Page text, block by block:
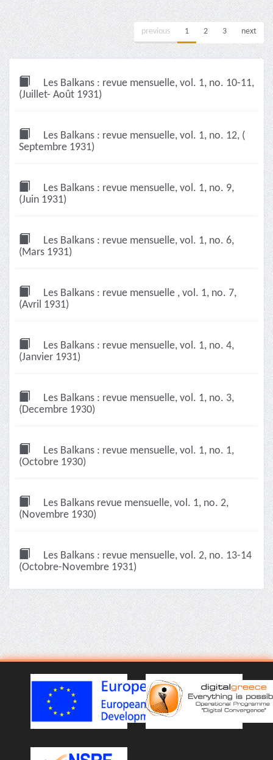
previous 1 2 3 next
Les Balkans : revue mensuelle, vol. 1, no. 10-11,
(Juillet- Août 1931)
Les Balkans : revue mensuelle, vol. 1, no. 12, (
Septembre 1931)
Les Balkans : revue mensuelle, vol. 1, no. 9,
(Juin 1931)
Les Balkans : revue mensuelle, vol. 1, no. 6,
(Mars 1931)
Les Balkans : revue mensuelle , vol. 1, no. 7,
(Avril 1931)
Les Balkans : revue mensuelle, vol. 1, no. 4,
(Janvier 1931)
Les Balkans : revue mensuelle, vol. 1, no. 3,
(Decembre 1930)
Les Balkans : revue mensuelle, vol. 1, no. 1,
(Octobre 1930)
Les Balkans revue mensuelle, vol. 1, no. 2,
(Novembre 1930)
Les Balkans : revue mensuelle, vol. 2, no. 13-14
(Octobre-Novembre 1931)